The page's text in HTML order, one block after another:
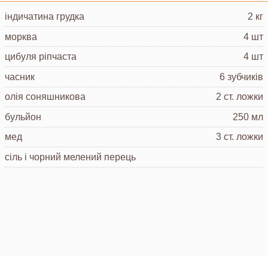
індичатина грудка
2 кг
морква
4 шт
цибуля ріпчаста
4 шт
часник
6 зубчиків
олія соняшникова
2 ст. ложки
бульйон
250 мл
мед
3 ст. ложки
сіль і чорний мелений перець